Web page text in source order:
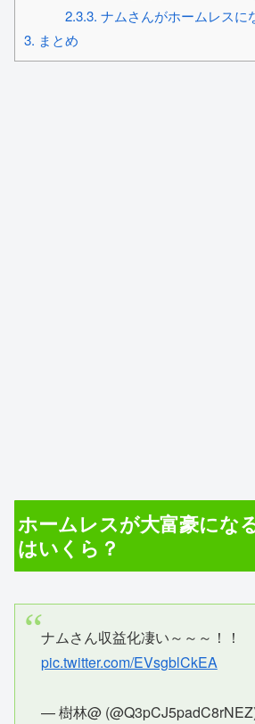
2.3.3. ナムさんがホームレス
3. まとめ
ホームレスが大富豪にな
はいくら？
ナムさん収益化凄い～～～！！
pic.twitter.com/EVsgblCkEA
— 樹林@